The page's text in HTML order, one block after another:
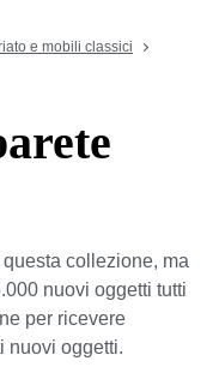
e mobili classici
collezione, ma
nuovi oggetti tutti
per ricevere
nuovi oggetti.